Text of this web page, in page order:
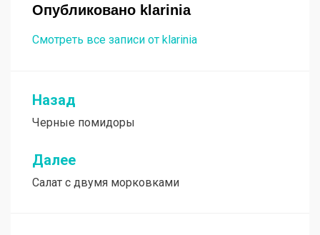
Опубликовано klarinia
Смотреть все записи от klarinia
Навигация
по
записям
Назад
Черные помидоры
Далее
Салат с двумя морковками